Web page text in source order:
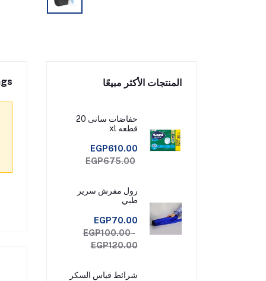
المنتجات الأكثر مبيعًا
حفاضات سانى 20
قطعه xl
EGP610.00
EGP675.00
رول مفرش سرير
طبي
EGP70.00
EGP100.00 -
EGP120.00
شرائط قياس السكر